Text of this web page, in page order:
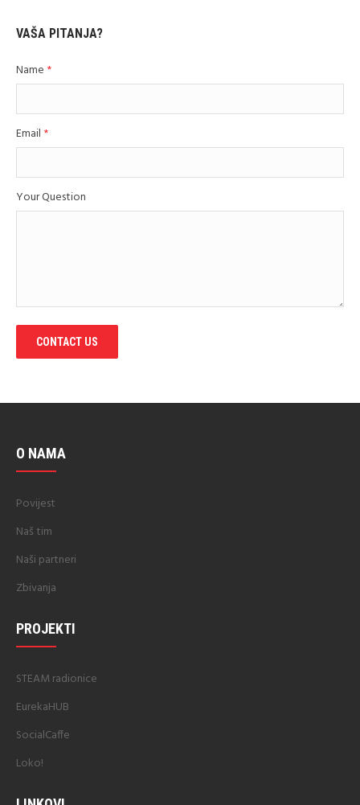
VAŠA PITANJA?
Name *
Email *
Your Question
CONTACT US
O NAMA
Povijest
Naš tim
Naši partneri
Zbivanja
PROJEKTI
STEAM radionice
EurekaHUB
SocialCaffe
Loko!